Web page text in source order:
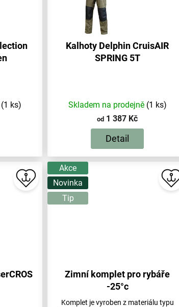
(1 ks)
Kalhoty Delphin CruisAIR
SPRING 5T
Skladem na prodejně (1 ks)
od 1 387 Kč
Detail
Akce
Novinka
Tip
Zimní komplet pro rybáře
-25°c
Komplet je vyroben z materiálu typu